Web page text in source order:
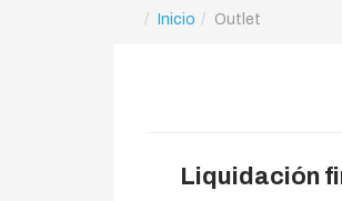
Inicio Outlet
Liquidación